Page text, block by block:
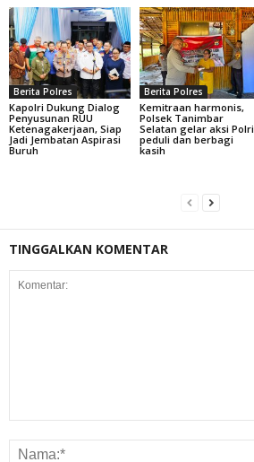
Berita Polres
Kapolri Dukung Dialog
Penyusunan RUU
Ketenagakerjaan, Siap
Jadi Jembatan Aspirasi
Buruh
Berita Polres
Kemitraan harmonis,
Polsek Tanimbar
Selatan gelar aksi Polri
peduli dan berbagi
kasih
TINGGALKAN KOMENTAR